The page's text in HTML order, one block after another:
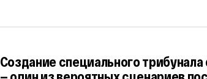
Создание специального